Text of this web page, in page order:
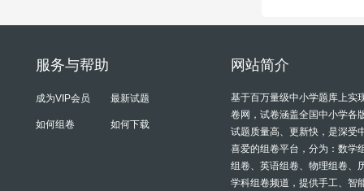
服务与帮助
成为VIP会员 最新试题
如何组卷 如何下载
网站简介
基于百万量级中小学题库上实
卷网，试卷涵盖全国中小学各
试题质量高、更新快，是深受
喜爱的组卷平台，分为：数学
组卷、英语组卷、物理组卷、
学科组卷频道，提供手工、智